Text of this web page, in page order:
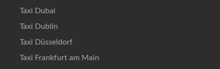
Taxi Dubai
Taxi Dublin
Taxi Düsseldorf
Taxi Frankfurt am Main